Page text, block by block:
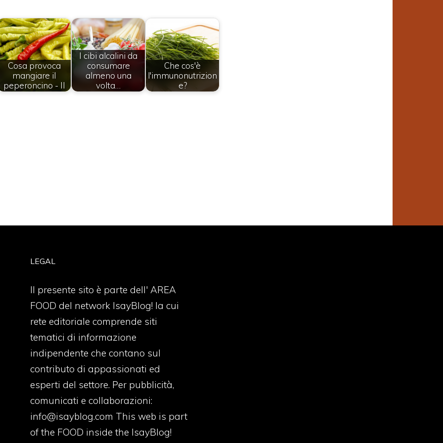
Cosa provoca
mangiare il
peperoncino - II
I cibi alcalini da
consumare
almeno una
volta…
Che cos'è
l'immunonutrizion
e?
LEGAL
Il presente sito è parte dell' AREA
FOOD del network IsayBlog! la cui
rete editoriale comprende siti
tematici di informazione
indipendente che contano sul
contributo di appassionati ed
esperti del settore. Per pubblicità,
comunicati e collaborazioni:
info@isayblog.com This web is part
of the FOOD inside the IsayBlog!